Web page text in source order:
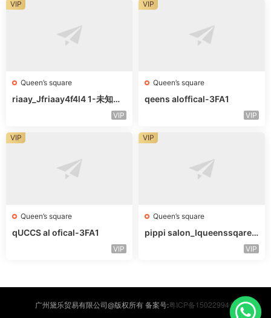
Queen’s square
riaay_Jfriaay4f4l4 1-未知楼
VIP
VIP
Queen’s square
qeens aloffical-3FA1
VIP
VIP
Queen’s square
qUCCS al ofical-3FA1
VIP
VIP
Queen’s square
pippi salon_Iqueenssqareo
VIP
VIP
广州黛乐贸易有限公司@版权所有 备案号:粤ICP备15022994号